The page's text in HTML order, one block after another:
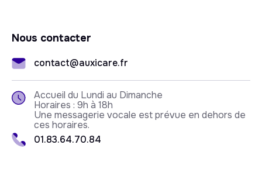
Nous contacter
contact@auxicare.fr
Accueil du Lundi au Dimanche
Horaires : 9h à 18h
Une messagerie vocale est prévue en dehors de
ces horaires.
01.83.64.70.84